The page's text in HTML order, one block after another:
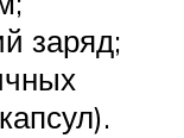
заряд;